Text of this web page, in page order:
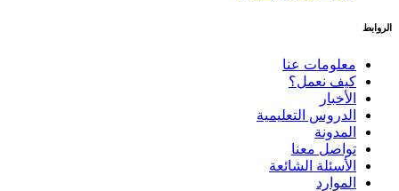
الروابط
معلومات عنا
كيف نعمل؟
الأخبار
الدروس التعليمية
المدونة
تواصل معنا
الأسئلة الشائعة
الموارد